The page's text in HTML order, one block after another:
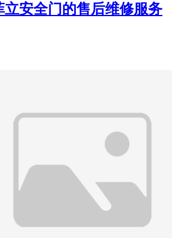
立安全门的售后维修服务